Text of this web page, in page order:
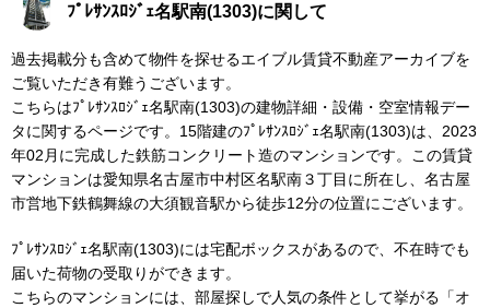
ﾌﾟﾚｻﾝｽﾛｼﾞｪ名駅南(1303)に関して
過去掲載分も含めて物件を探せるエイブル賃貸不動産アーカイブを
ご覧いただき有難うございます。
こちらはﾌﾟﾚｻﾝｽﾛｼﾞｪ名駅南(1303)の建物詳細・設備・空室情報デー
タに関するページです。15階建のﾌﾟﾚｻﾝｽﾛｼﾞｪ名駅南(1303)は、2023
年02月に完成した鉄筋コンクリート造のマンションです。この賃貸
マンションは愛知県名古屋市中村区名駅南３丁目に所在し、名古屋
市営地下鉄鶴舞線の大須観音駅から徒歩12分の位置にございます。
ﾌﾟﾚｻﾝｽﾛｼﾞｪ名駅南(1303)には宅配ボックスがあるので、不在時でも
届いた荷物の受取りができます。
こちらのマンションには、部屋探しで人気の条件として挙がる「オ